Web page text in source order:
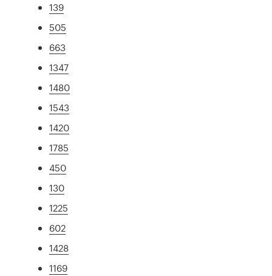
139
505
663
1347
1480
1543
1420
1785
450
130
1225
602
1428
1169